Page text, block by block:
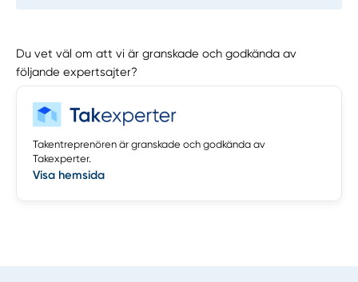
Du vet väl om att vi är granskade och godkända av
följande expertsajter?
Takentreprenören är granskade och godkända av
Takexperter.
Visa hemsida